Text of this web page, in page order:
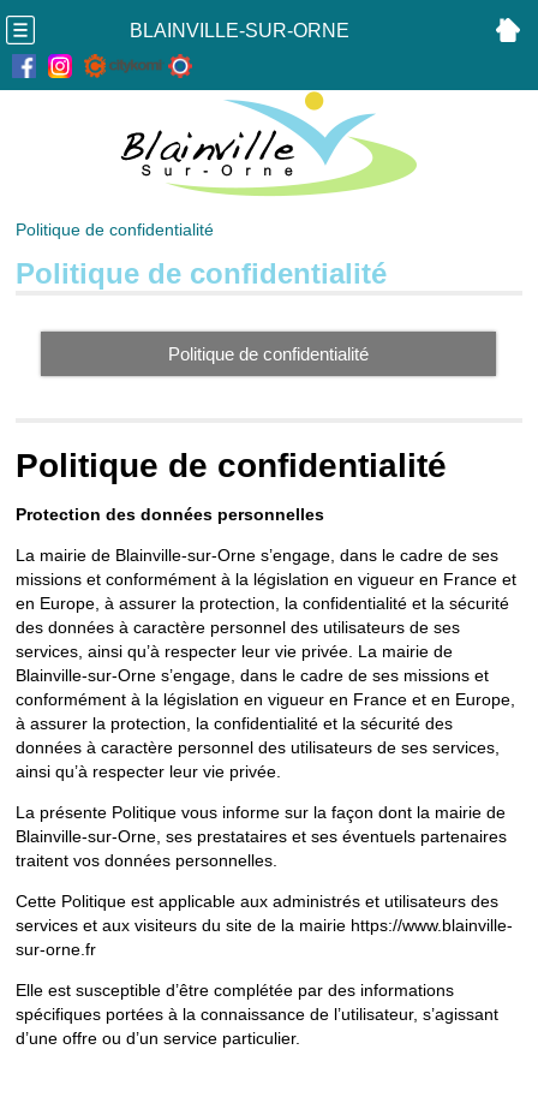
BLAINVILLE-SUR-ORNE
Politique de confidentialité
Politique de confidentialité
Politique de confidentialité
Politique de confidentialité
Protection des données personnelles
La mairie de Blainville-sur-Orne s’engage, dans le cadre de ses
missions et conformément à la législation en vigueur en France et
en Europe, à assurer la protection, la confidentialité et la sécurité
des données à caractère personnel des utilisateurs de ses
services, ainsi qu’à respecter leur vie privée. La mairie de
Blainville-sur-Orne s’engage, dans le cadre de ses missions et
conformément à la législation en vigueur en France et en Europe,
à assurer la protection, la confidentialité et la sécurité des
données à caractère personnel des utilisateurs de ses services,
ainsi qu’à respecter leur vie privée.
La présente Politique vous informe sur la façon dont la mairie de
Blainville-sur-Orne, ses prestataires et ses éventuels partenaires
traitent vos données personnelles.
Cette Politique est applicable aux administrés et utilisateurs des
services et aux visiteurs du site de la mairie https://www.blainville-
sur-orne.fr
Elle est susceptible d’être complétée par des informations
spécifiques portées à la connaissance de l’utilisateur, s’agissant
d’une offre ou d’un service particulier.